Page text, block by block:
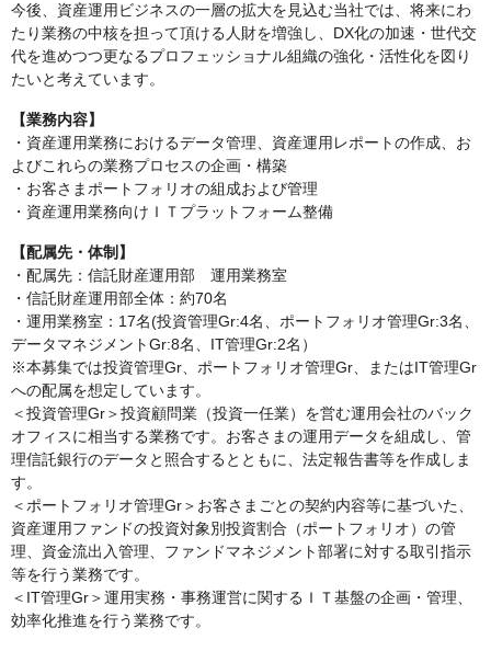
今後、資産運用ビジネスの一層の拡大を見込む当社では、将来にわ
たり業務の中核を担って頂ける人財を増強し、DX化の加速・世代交
代を進めつつ更なるプロフェッショナル組織の強化・活性化を図り
たいと考えています。
【業務内容】
・資産運用業務におけるデータ管理、資産運用レポートの作成、お
よびこれらの業務プロセスの企画・構築
・お客さまポートフォリオの組成および管理
・資産運用業務向けＩＴプラットフォーム整備
【配属先・体制】
・配属先：信託財産運用部 運用業務室
・信託財産運用部全体：約70名
・運用業務室：17名(投資管理Gr:4名、ポートフォリオ管理Gr:3名、
データマネジメントGr:8名、IT管理Gr:2名）
※本募集では投資管理Gr、ポートフォリオ管理Gr、またはIT管理Gr
への配属を想定しています。
＜投資管理Gr＞投資顧問業（投資一任業）を営む運用会社のバック
オフィスに相当する業務です。お客さまの運用データを組成し、管
理信託銀行のデータと照合するとともに、法定報告書等を作成しま
す。
＜ポートフォリオ管理Gr＞お客さまごとの契約内容等に基づいた、
資産運用ファンドの投資対象別投資割合（ポートフォリオ）の管
理、資金流出入管理、ファンドマネジメント部署に対する取引指示
等を行う業務です。
＜IT管理Gr＞運用実務・事務運営に関するＩＴ基盤の企画・管理、
効率化推進を行う業務です。